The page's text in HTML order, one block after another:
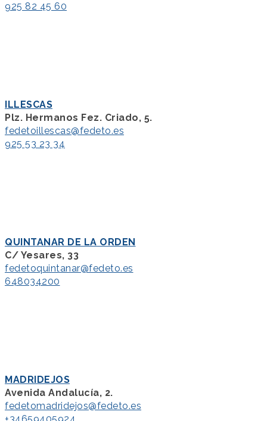
925 82 45 60
ILLESCAS
Plz. Hermanos Fez. Criado, 5.
fedetoillescas@fedeto.es
925 53 23 34
QUINTANAR DE LA ORDEN
C/ Yesares, 33
fedetoquintanar@fedeto.es
648034200
MADRIDEJOS
Avenida Andalucía, 2.
fedetomadridejos@fedeto.es